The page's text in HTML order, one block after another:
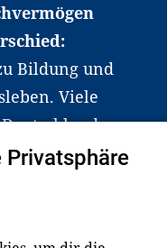
Bildung und
Viele
dabei.
Privatsphäre